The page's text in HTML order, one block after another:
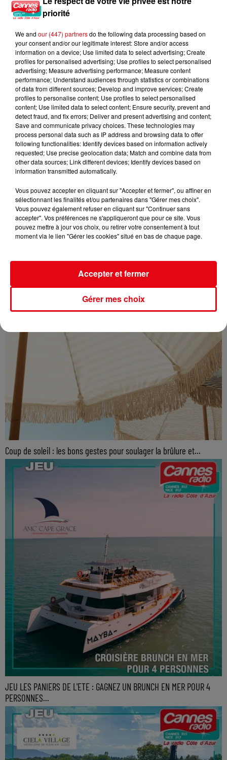
Éclipse solaire du 12 août : où l’observer entre Cannes et Nice et...
Coup de soleil : les bons gestes pour soulager la brûlure et...
JEU LES PANIERS DE L'ETE : GAGNEZ UN BRUNCH EN MER POUR 4
PERSONNES...
priorité
We and our (447) partnersdo the following data processing based on
your consent and/or our legitimate interest: Store and/or access
information on a device; Use limited data to select advertising; Create
profiles for personalised advertising; Use profiles to select personalised
advertising; Measure advertising performance; Measure content
performance; Understand audiences through statistics or combinations
of data from different sources; Develop and improve services; Create
profiles to personalise content; Use profiles to select personalised
content; Use limited data to select content; Ensure security, prevent and
detect fraud, and fix errors; Deliver and present advertising and content;
Save and communicate privacy choices. These technologies may
process personal data such as IP address and browsing data to offer
following functionalities: Identify devices based on information actively
requested; Use precise geolocation data; Match and combine data from
other data sources; Link different devices; Identify devices based on
information transmitted automatically.
Vous pouvez accepter en cliquant sur "Accepter et fermer", ou affiner en
sélectionnant les finalités et/ou partenaires dans "Gérer mes choix".
Vous pouvez également refuser en cliquant sur "Continuer sans
accepter". Vos préférences ne s'appliqueront que pour ce site. Vous
pouvez mettre à jour vos choix, ou retirer votre consentement à tout
moment via le lien "Gérer les cookies" situé en bas de chaque page.
Gérer mes choix
Accepter et fermer